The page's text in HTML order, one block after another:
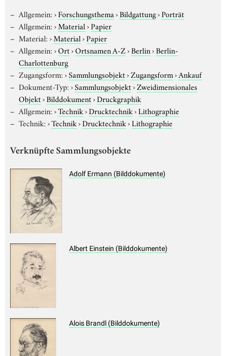
Allgemein:›Forschungsthema›Bildgattung›Porträt
Allgemein:›Material›Papier
Material:›Material›Papier
Allgemein:›Ort›Ortsnamen A-Z›Berlin›Berlin-
Charlottenburg
Zugangsform:›Sammlungsobjekt›Zugangsform›Ankauf
Dokument-Typ:›Sammlungsobjekt›Zweidimensionales
Objekt›Bilddokument›Druckgraphik
Allgemein:›Technik›Drucktechnik›Lithographie
Technik:›Technik›Drucktechnik›Lithographie
Verknüpfte Sammlungsobjekte
Adolf Ermann (Bilddokumente)
Albert Einstein (Bilddokumente)
Alois Brandl (Bilddokumente)